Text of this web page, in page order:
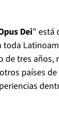
Dei" está
toda
de tres
países